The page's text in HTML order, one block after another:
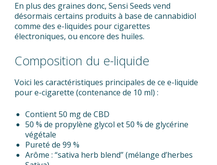
En plus des graines donc, Sensi Seeds vend
désormais certains produits à base de cannabidiol
comme des e-liquides pour cigarettes
électroniques, ou encore des huiles.
Composition du e-liquide
Voici les caractéristiques principales de ce e-liquide
pour e-cigarette (contenance de 10 ml) :
Contient 50 mg de CBD
50 % de propylène glycol et 50 % de glycérine
végétale
Pureté de 99 %
Arôme : “sativa herb blend” (mélange d’herbes